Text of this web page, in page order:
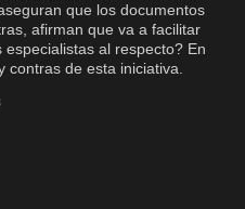
que los documentos
afirman que va a facilitar
al respecto? En
de esta iniciativa.